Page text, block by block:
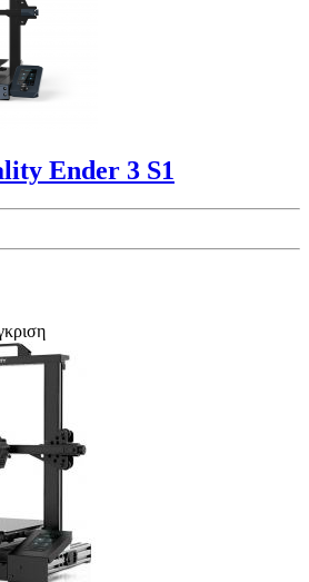
Ender 3 S1